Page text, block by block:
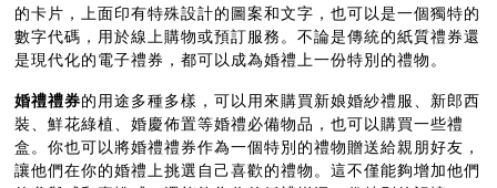
的卡片，上面印有特殊設計的圖案和文字，也可以是一個獨特的
數字代碼，用於線上購物或預訂服務。不論是傳統的紙質禮券還
是現代化的電子禮券，都可以成為婚禮上一份特別的禮物。
婚禮禮券的用途多種多樣，可以用來購買新娘婚紗禮服、新郎西
裝、鮮花綠植、婚慶佈置等婚禮必備物品，也可以購買一些禮
盒。你也可以將婚禮禮券作為一個特別的禮物贈送給親朋好友，
讓他們在你的婚禮上挑選自己喜歡的禮物。這不僅能夠增加他們